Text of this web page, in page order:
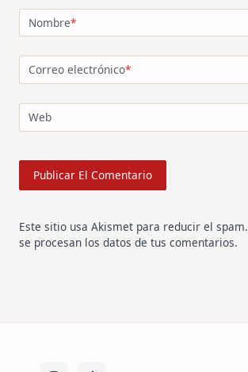
Nombre*
Correo electrónico*
Web
Este sitio usa Akismet para reducir el spam.
se procesan los datos de tus comentarios.